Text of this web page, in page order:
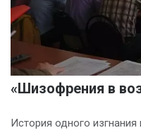
«Шизофрения в
История одного